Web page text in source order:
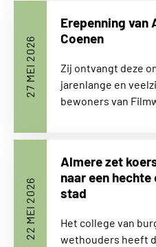
Erepenning van
Coenen
27 MEI 2026
Zij ontvangt deze
jarenlange en
bewoners van
Almere zet
naar een
stad
22 MEI 2026
Het college van
wethouders heeft